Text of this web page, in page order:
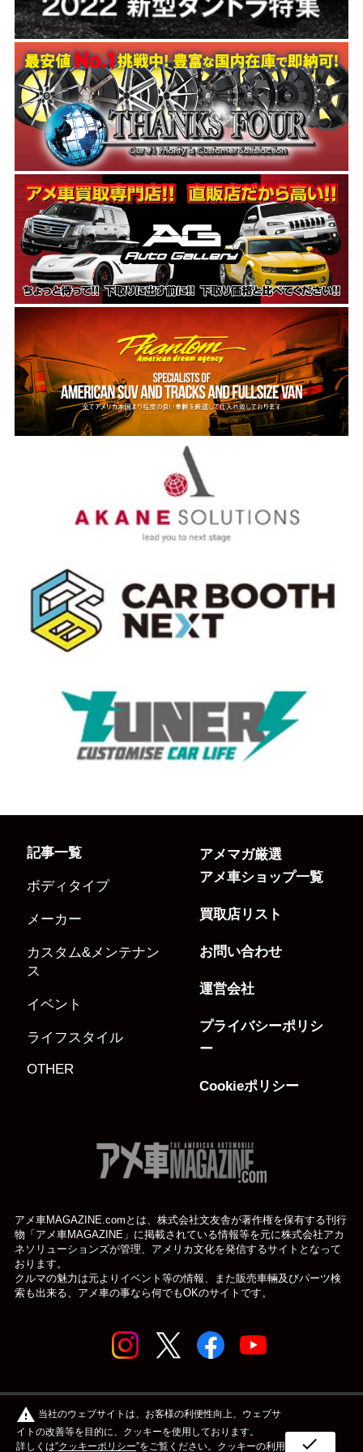
記事一覧
ボディタイプ
メーカー
カスタム&メンテナン
ス
イベント
ライフスタイル
OTHER
アメマガ厳選
アメ車ショップ一覧
買取店リスト
お問い合わせ
運営会社
プライバシーポリシ
ー
Cookieポリシー
アメ車MAGAZINE.comとは、株式会社文友舎が著作権を保有する刊行
物「アメ車MAGAZINE」に掲載されている情報等を元に株式会社アカ
ネソリューションズが管理、アメリカ文化を発信するサイトとなって
おります。
クルマの魅力は元よりイベント等の情報、また販売車輛及びパーツ検
索も出来る、アメ車の事なら何でもOKのサイトです。
© アメ車のWEBマガジン アメ車マガジン公式WEBサイト
warning 当社のウェブサイトは、お客様の利便性向上、ウェブサ
イトの改善等を目的に、クッキーを使用しております。
詳しくは”クッキーポリシー”をご覧ください。クッキーの利用 check